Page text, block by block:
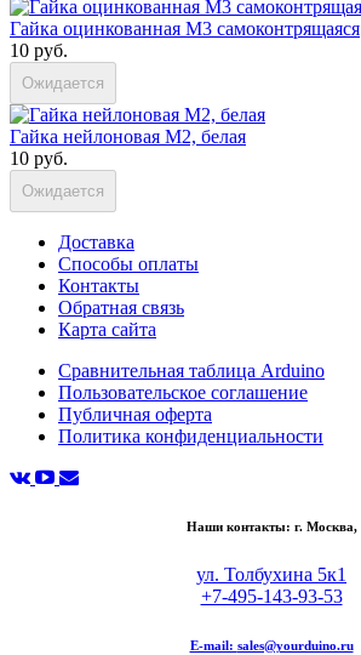
Гайка оцинкованная M3 самоконтрящаяся
10 руб.
Ожидается
Гайка нейлоновая M2, белая
10 руб.
Ожидается
Доставка
Способы оплаты
Контакты
Обратная связь
Карта сайта
Сравнительная таблица Arduino
Пользовательское соглашение
Публичная оферта
Политика конфиденциальности
Наши контакты: г. Москва,
ул. Толбухина 5к1
+7-495-143-93-53
E-mail: sales@yourduino.ru